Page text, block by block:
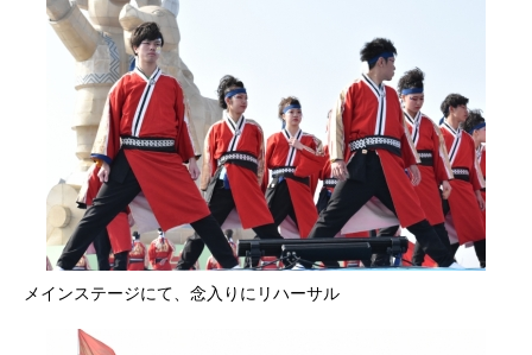
メインステージにて、念入りにリハーサル